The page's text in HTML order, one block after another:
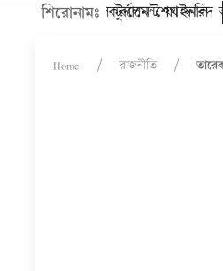
শিরোনামঃ
উদ্বোধন করলেন শেখ ফরিদ
ফুটবল টুর্নামেন্ট ফাইনাল
Home রাজনীতি